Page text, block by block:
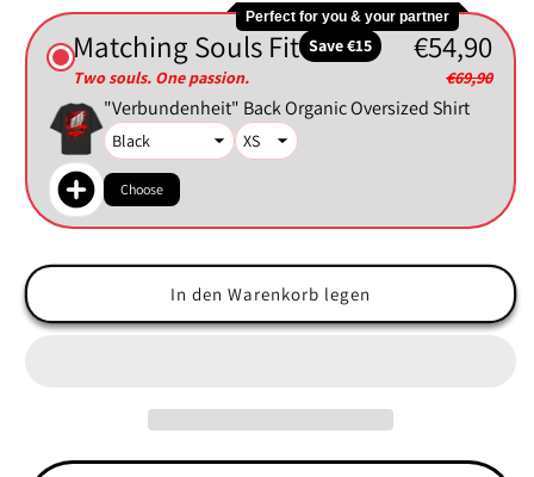
Perfect for you & your partner
Matching Souls Fit Save €15
Two souls. One passion.
€54,90
€69,90
"Verbundenheit" Back Organic Oversized Shirt
Choose
In den Warenkorb legen